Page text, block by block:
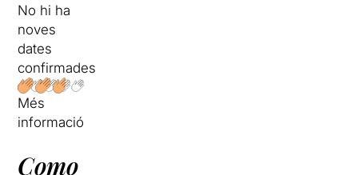
No hi ha
noves
dates
confirmades
Més
informació
Como